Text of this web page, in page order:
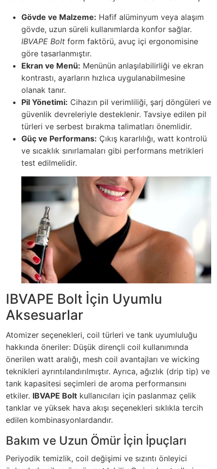
Gövde ve Malzeme: Hafif alüminyum veya alaşım
gövde, uzun süreli kullanımlarda konfor sağlar.
IBVAPE Bolt form faktörü, avuç içi ergonomisine
göre tasarlanmıştır.
Ekran ve Menü: Menünün anlaşılabilirliği ve ekran
kontrastı, ayarların hızlıca uygulanabilmesine
olanak tanır.
Pil Yönetimi: Cihazın pil verimliliği, şarj döngüleri ve
güvenlik devreleriyle desteklenir. Tavsiye edilen pil
türleri ve serbest bırakma talimatları önemlidir.
Güç ve Performans: Çıkış kararlılığı, watt kontrolü
ve sıcaklık sınırlamaları gibi performans metrikleri
test edilmelidir.
IBVAPE Bolt İçin Uyumlu
Aksesuarlar
Atomizer seçenekleri, coil türleri ve tank uyumluluğu
hakkında öneriler: Düşük dirençli coil kullanımında
önerilen watt aralığı, mesh coil avantajları ve wicking
teknikleri ayrıntılandırılmıştır. Ayrıca, ağızlık (drip tip) ve
tank kapasitesi seçimleri de aroma performansını
etkiler. IBVAPE Bolt kullanıcıları için paslanmaz çelik
tanklar ve yüksek hava akışı seçenekleri sıklıkla tercih
edilen kombinasyonlardandır.
Bakım ve Uzun Ömür İçin İpuçları
Periyodik temizlik, coil değişimi ve sızıntı önleyici